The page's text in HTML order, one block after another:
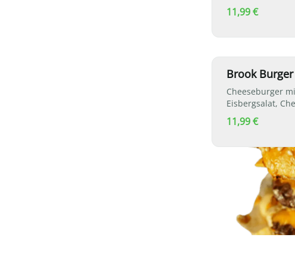
11,99 €
Brook Burger
Cheeseburger
Eisbergsalat,
11,99 €